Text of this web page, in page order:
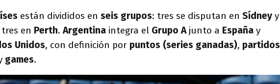
están divididos en seis grupos: tres se disputan en Sídney y
en Perth.Argentina integra el Grupo Ajunto a España y
Unidos, con definición por puntos (series ganadas), partidos
games.